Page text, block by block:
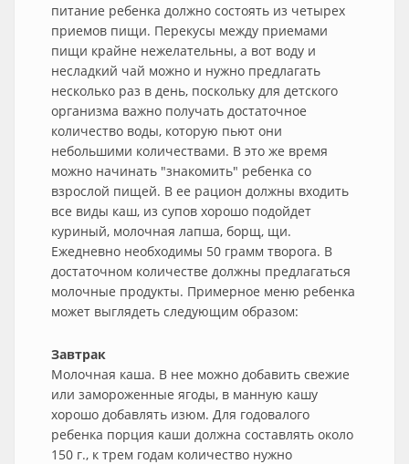
питание ребенка должно состоять из четырех
приемов пищи. Перекусы между приемами
пищи крайне нежелательны, а вот воду и
несладкий чай можно и нужно предлагать
несколько раз в день, поскольку для детского
организма важно получать достаточное
количество воды, которую пьют они
небольшими количествами. В это же время
можно начинать "знакомить" ребенка со
взрослой пищей. В ее рацион должны входить
все виды каш, из супов хорошо подойдет
куриный, молочная лапша, борщ, щи.
Ежедневно необходимы 50 грамм творога. В
достаточном количестве должны предлагаться
молочные продукты. Примерное меню ребенка
может выглядеть следующим образом:
Завтрак
Молочная каша. В нее можно добавить свежие
или замороженные ягоды, в манную кашу
хорошо добавлять изюм. Для годовалого
ребенка порция каши должна составлять около
150 г., к трем годам количество нужно